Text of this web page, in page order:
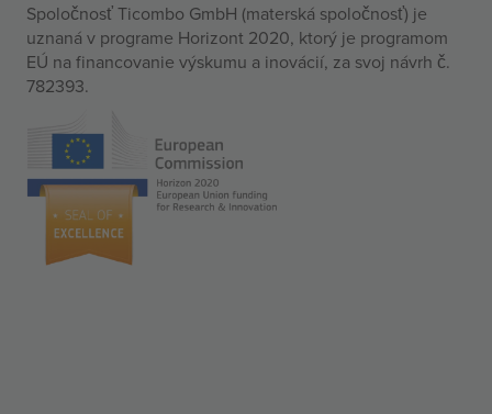
Spoločnosť Ticombo GmbH (materská spoločnosť) je
uznaná v programe Horizont 2020, ktorý je programom
EÚ na financovanie výskumu a inovácií, za svoj návrh č.
782393.